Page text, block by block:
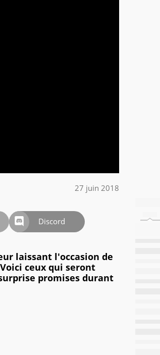
27 juin 2018
Discord
laissant l'occasion de
ceux qui seront
promises durant